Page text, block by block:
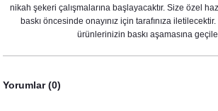
Gold Blue Yapraklı Konsept Peçete
nikah şekeri çalışmalarına başlayacaktır. Size özel
baskı öncesinde onayınız için tarafınıza iletilecektir.
ürünlerinizin baskı aşamasına
Yorumlar (0)